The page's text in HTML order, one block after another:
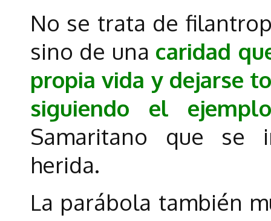
No se trata de
sino de una caridad
propia vida y dejarse
siguiendo el
Samaritano que se
herida.
La parábola también